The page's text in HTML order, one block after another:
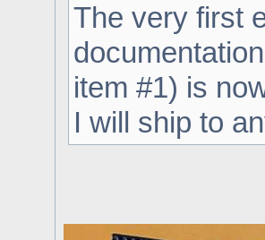
The very first
item #1) is
I will ship to